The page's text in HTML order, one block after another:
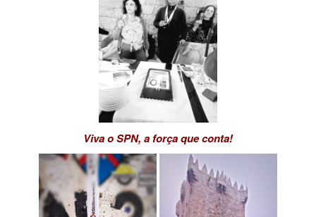
Viva o SPN, a força que conta!